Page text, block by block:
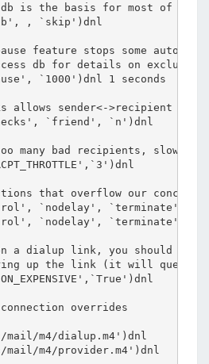
db is the basis for most of
, `skip')dnl
feature stops some
db for details on
`1000')dnl 1 seconds
allows sender<->recipient
`friend', `n')dnl
many bad recipients, slow
that overflow our
`nodelay', `terminate')dnl
`nodelay', `terminate')dnl
a dialup link, you should
up the link (it will queue
overrides
m4/dialup.m4')dnl
m4/provider.m4')dnl